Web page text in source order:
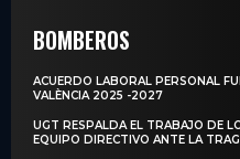
BOMBEROS
ACUERDO LABORAL PERSONAL
VALÈNCIA 2025 -2027
UGT RESPALDA EL TRABAJO DE
EQUIPO DIRECTIVO ANTE LA